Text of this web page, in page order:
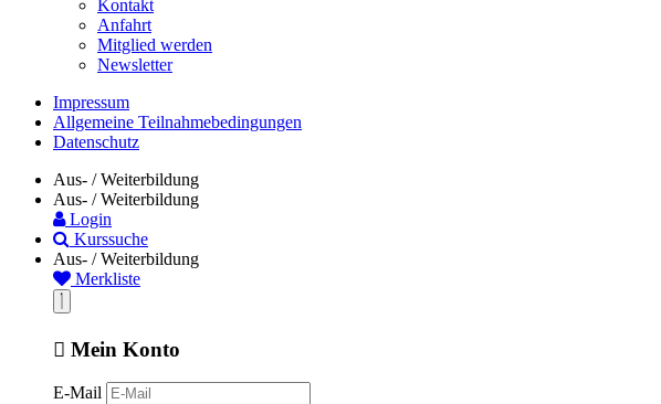
Kontakt
Anfahrt
Mitglied werden
Newsletter
Impressum
Allgemeine Teilnahmebedingungen
Datenschutz
Aus- / Weiterbildung
Aus- / Weiterbildung
Login
Kurssuche
Aus- / Weiterbildung
Merkliste
Mein Konto
E-Mail